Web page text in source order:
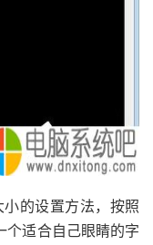
的设置方法，按照
个适合自己眼睛的字